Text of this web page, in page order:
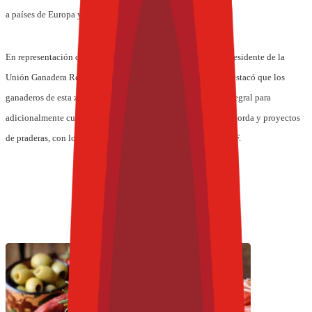
a países de Europa y Asia.
En representación de las 132 organizaciones ganaderas, el presidente de la
Unión Ganadera Regional de Jalisco, Andrés Ramos Cano, destacó que los
ganaderos de esta zona se organizan y trabajan de manera integral para
adicionalmente cubrir otras necesidades como corrales de engorda y proyectos
de praderas, con lo cual se dará mayor viabilidad al Rastro TIF.